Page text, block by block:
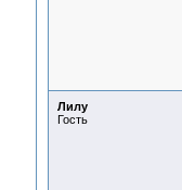
Лилу
Гость